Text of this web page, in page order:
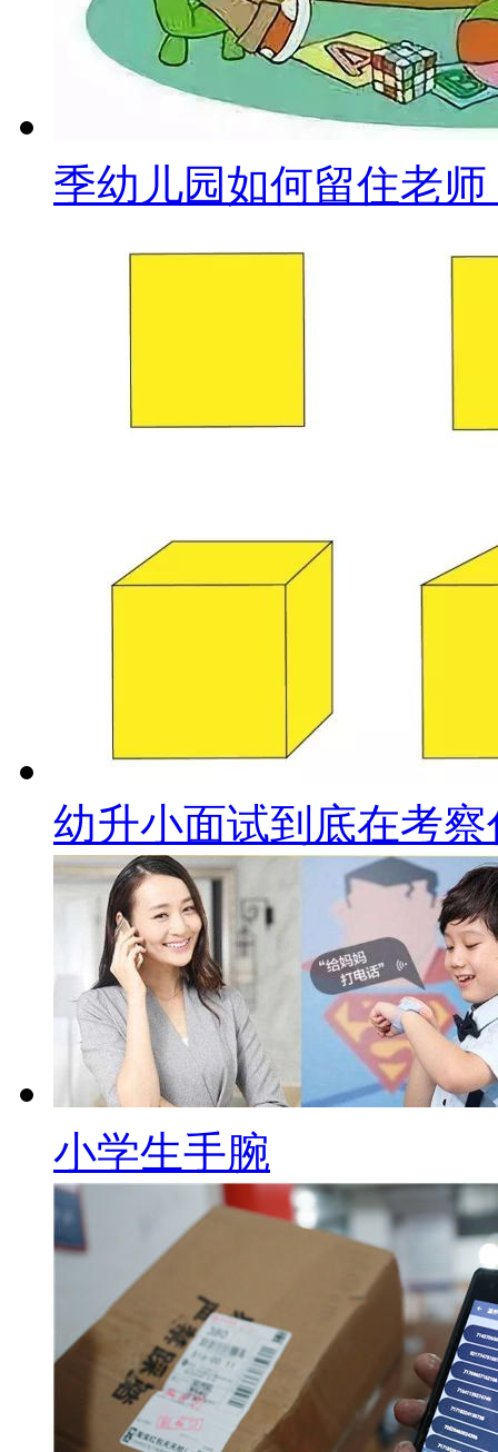
季幼儿园如何留住老
幼升小面试到底在考
小学生手腕